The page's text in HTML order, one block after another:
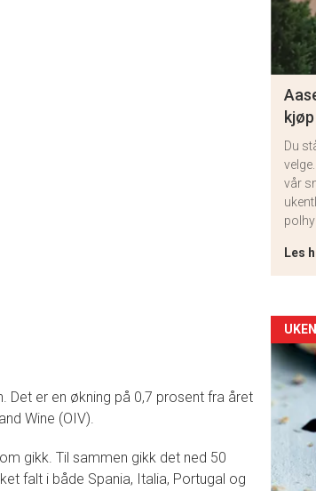
Det er en økning på 0,7 prosent fra året
Wine (OIV).
gikk. Til sammen gikk det ned 50
falt i både Spania, Italia, Portugal og
Du
vår
Les
-
11